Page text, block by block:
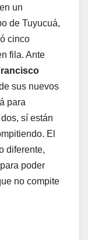
un
de Tuyucuá,
cinco
fila. Ante
sus nuevos
para
sí están
El
diferente,
poder
no compite